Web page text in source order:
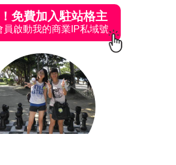
免費加入駐站格主
員啟動我的商業IP私域號